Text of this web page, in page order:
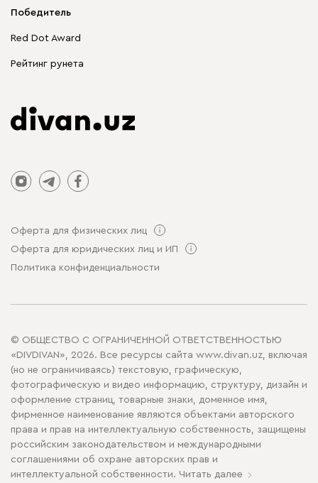
Корпусная мебель
Столы и стулья
Победитель
Red Dot Award
Рейтинг рунета
Оферта для физических лиц
Оферта для юридических лиц и ИП
Политика конфиденциальности
© ОБЩЕСТВО С ОГРАНИЧЕННОЙ ОТВЕТСТВЕННОСТЬЮ
«DIVDIVAN», 2026. Все ресурсы сайта www.divan.uz, включая
(но не ограничиваясь) текстовую, графическую,
фотографическую и видео информацию, структуру, дизайн и
оформление страниц, товарные знаки, доменное имя,
фирменное наименование являются объектами авторского
права и прав на интеллектуальную собственность, защищены
российским законодательством и международными
соглашениями об охране авторских прав и
интеллектуальной собственности. Читать далее